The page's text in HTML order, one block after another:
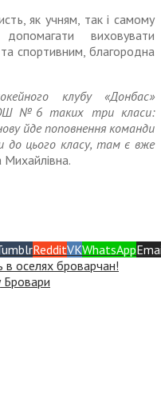
як учням, так і самому
виховувати
спортивним, благородна
клубу «Донбас»
№6 таких три класи:
йде поповнення команди
цього класу, там є вже
RedditVKWhatsApp
в оселях броварчан!
Бровари